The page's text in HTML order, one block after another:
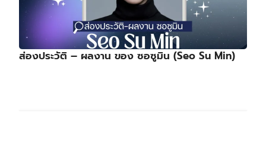
ส่องประวัติ – ผลงาน ของ ซอซูมิน (Seo Su Min)